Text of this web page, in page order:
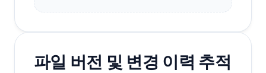
파일 버전 및 변경 이력 추적